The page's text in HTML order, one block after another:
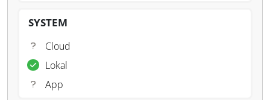
SYSTEM
Cloud
Lokal
App